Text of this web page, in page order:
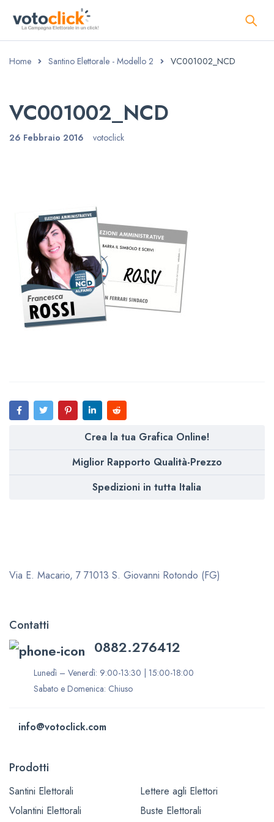
Home Santino Elettorale - Modello 2 VC001002_NCD
VC001002_NCD
26 Febbraio 2016 votoclick
Crea la tua Grafica Online!
Miglior Rapporto Qualità-Prezzo
Spedizioni in tutta Italia
Via E. Macario, 7 71013 S. Giovanni Rotondo (FG)
Contatti
0882.276412
Lunedì – Venerdì: 9:00-13:30 | 15:00-18:00
Sabato e Domenica: Chiuso
info@votoclick.com
Prodotti
Santini Elettorali
Volantini Elettorali
Lettere agli Elettori
Buste Elettorali